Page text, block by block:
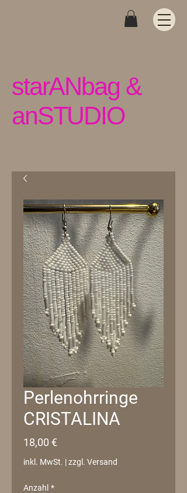
starANbag &
anSTUDIO
Perlenohrringe
CRISTALINA
18,00 €
inkl. MwSt. |zzgl. Versand
Anzahl *